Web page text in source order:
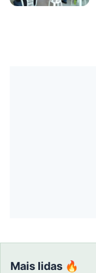
Mais lidas 🔥